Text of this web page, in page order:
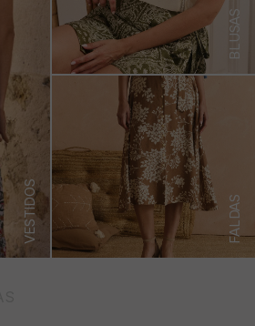
VESTIDOS
BLUSAS
FALDAS